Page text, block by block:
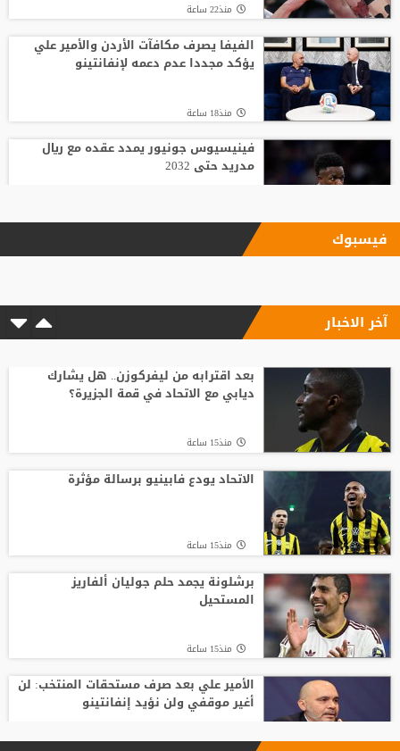
منذ22 ساعة
الفيفا يصرف مكافآت الأردن والأمير علي
يؤكد مجددا عدم دعمه لإنفانتينو
منذ18 ساعة
فينيسيوس جونيور يمدد عقده مع ريال
مدريد حتى 2032
الاتحاد يودع فابينيو برسالة مؤثرة
رابطة وطنية يعارض ترشيح القطري الخليفي
قبل أن يلمس الكرة.. بالأرقام طرابزون يحصد
ثمار التعاقد مع محمد صلاح
بعمر 16 عاما.. لاعب يدخل تاريخ سبارتاك
موسكو برقم قياسي جديد
فيسبوك
آخر الاخبار
بعد اقترابه من ليفركوزن.. هل يشارك
ديابي مع الاتحاد في قمة الجزيرة؟
منذ15 ساعة
الاتحاد يودع فابينيو برسالة مؤثرة
منذ15 ساعة
برشلونة يجمد حلم جوليان ألفاريز
المستحيل
منذ15 ساعة
الأمير علي بعد صرف مستحقات المنتخب: لن
أغير موقفي ولن نؤيد إنفانتينو